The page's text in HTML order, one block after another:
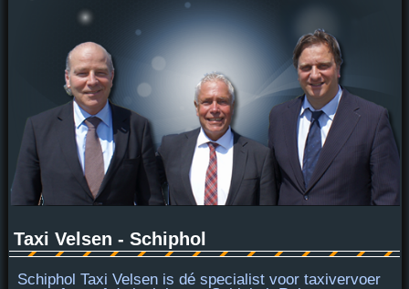
Taxi Velsen - Schiphol
Schiphol Taxi Velsen is dé specialistvoor taxivervoer